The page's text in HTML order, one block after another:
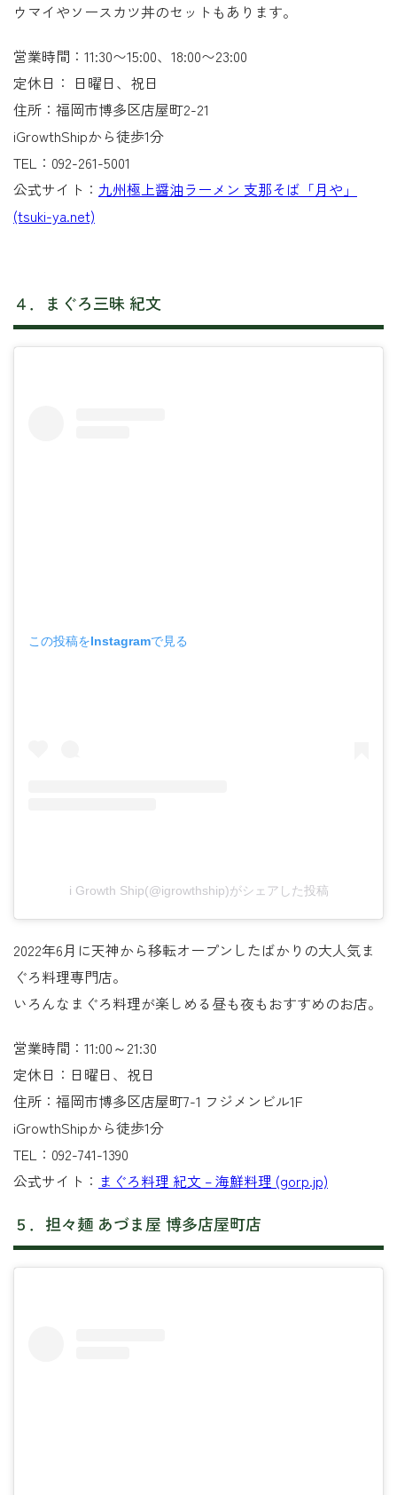
ウマイやソースカツ丼のセットもあります。
営業時間：11:30〜15:00、18:00〜23:00
定休日： 日曜日、祝日
住所：福岡市博多区店屋町2-21
iGrowthShipから徒歩1分
TEL：092-261-5001
公式サイト： 九州極上醤油ラーメン 支那そば「月や」
(tsuki-ya.net)
４．まぐろ三昧 紀文
この投稿をInstagramで見る
i Growth Ship(@igrowthship)がシェアした投稿
2022年6月に天神から移転オープンしたばかりの大人気ま
ぐろ料理専門店。
いろんなまぐろ料理が楽しめる昼も夜もおすすめのお店。
営業時間：11:00～21:30
定休日：日曜日、祝日
住所：福岡市博多区店屋町7-1 フジメンビル1F
iGrowthShipから徒歩1分
TEL：092-741-1390
公式サイト： まぐろ料理 紀文 – 海鮮料理 (gorp.jp)
５．担々麺 あづま屋 博多店屋町店